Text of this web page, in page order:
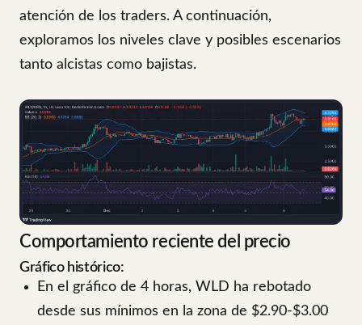
atención de los traders. A continuación,
exploramos los niveles clave y posibles escenarios
tanto alcistas como bajistas.
Comportamiento reciente del precio
Gráfico histórico:
En el gráfico de 4 horas, WLD ha rebotado
desde sus mínimos en la zona de $2.90-$3.00